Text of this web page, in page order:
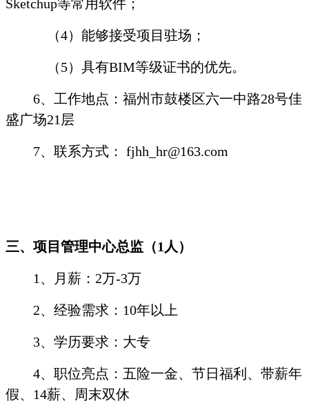
Sketchup等常用软件；
（4）能够接受项目驻场；
（5）具有BIM等级证书的优先。
6、工作地点：福州市鼓楼区六一中路28号佳
盛广场21 层
7、联系方式： fjhh_hr@163.com
三、项目管理中心总监（1 人）
1 、月薪： 2万-3万
2、经验需求： 10年以上
3、学历要求：大专
4、职位亮点：五险一金、节日福利、带薪年
假、 14薪、周末双休